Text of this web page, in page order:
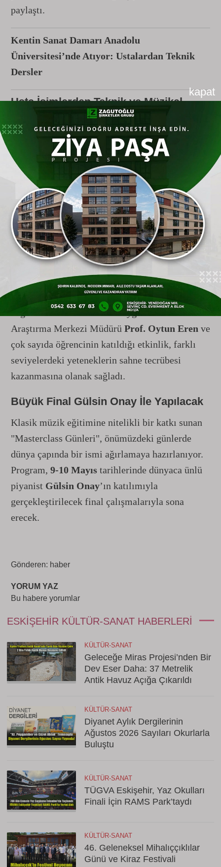
kapat
paylaştı.
Kentin Sanat Damarı Anadolu
Üniversitesi’nde Atıyor: Ustalardan Teknik
Dersler
Usta İsimlerden Teknik ve Müzikal
Değerlendirmeler
Anadolu Üniversitesi Halk Bilimi Uygulama ve
Araştırma Merkezi Faris Akarsu Konser
Salonu’nda gerçekleştirilen programda, İstanbul
Üniversitesi Devlet Konservatuvarı’ndan Prof.
Dr. Tutu AydınoğluveProf. Dr. Bahar Yücelen
öğrencilerle bir araya geldi. Piyano ve keman
alanlarında yoğunlaşan çalışmalarda;Chopin,
Bach ve Mozartgibi dev bestecilerin eserleri
seslendirildi. Usta isimler, öğrencilerin
performanslarını teknik beceri, müzikal yorum
ve sahne hakimiyeti kriterleri üzerinden titizlikle
değerlendirdi. Halk Bilimi Uygulama ve
Araştırma Merkezi Müdürü Prof. Oytun Eren ve
çok sayıda öğrencinin katıldığı etkinlik, farklı
seviyelerdeki yeteneklerin sahne tecrübesi
kazanmasına olanak sağladı.
Büyük Final Gülsin Onay İle Yapılacak
Klasik müzik eğitimine nitelikli bir katkı sunan
"Masterclass Günleri", önümüzdeki günlerde
dünya çapında bir ismi ağırlamaya hazırlanıyor.
Program, 9-10 Mayıs tarihlerinde dünyaca ünlü
piyanist Gülsin Onay’ın katılımıyla
gerçekleştirilecek final çalışmalarıyla sona
erecek.
Gönderen: haber
YORUM YAZ
Bu habere yorumlar
ESKIŞEHIR KÜLTÜR-SANAT HABERLERI
KÜLTÜR-SANAT
Geleceğe Miras Projesi’nden Bir
Dev Eser Daha: 37 Metrelik
Antik Havuz Açığa Çıkarıldı
KÜLTÜR-SANAT
Diyanet Aylık Dergilerinin
Ağustos 2026 Sayıları Okurlarla
Buluştu
KÜLTÜR-SANAT
TÜGVA Eskişehir, Yaz Okulları
Finali İçin RAMS Park’taydı
KÜLTÜR-SANAT
46. Geleneksel Mihalıççıklılar
Günü ve Kiraz Festivali